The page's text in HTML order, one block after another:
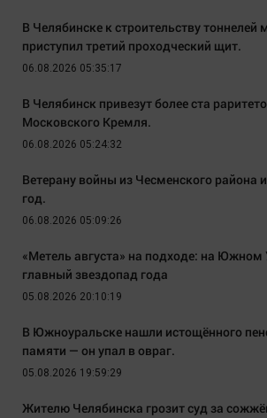
В Челябинске к строительству тоннелей
приступил третий проходческий щит.
06.08.2026 05:35:17
В Челябинск привезут более ста
Московского Кремля.
06.08.2026 05:24:32
Ветерану войны из Чесменского района
год.
06.08.2026 05:09:26
«Метель августа» на подходе: на Южном
главный звездопад года
05.08.2026 20:10:19
В Южноуральске нашли истощённого
памяти — он упал в овраг.
05.08.2026 19:59:29
Жителю Челябинска грозит суд за